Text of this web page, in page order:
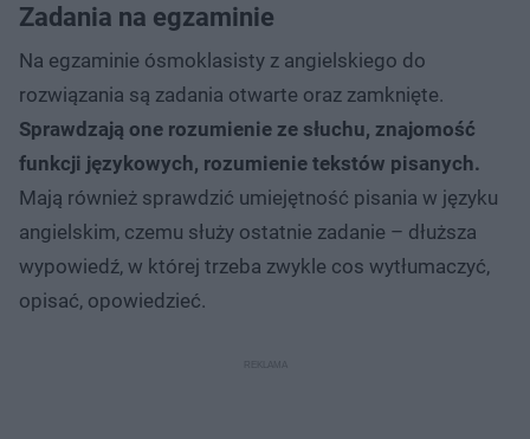
Zadania na egzaminie
Na egzaminie ósmoklasisty z angielskiego do
rozwiązania są zadania otwarte oraz zamknięte.
Sprawdzają one rozumienie ze słuchu, znajomość
funkcji językowych, rozumienie tekstów pisanych.
Mają również sprawdzić umiejętność pisania w języku
angielskim, czemu służy ostatnie zadanie – dłuższa
wypowiedź, w której trzeba zwykle cos wytłumaczyć,
opisać, opowiedzieć.